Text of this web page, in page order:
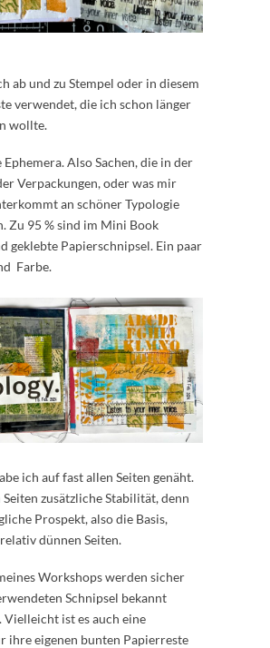
ab und zu Stempel oder in diesem
verwendet, die ich schon länger
wollte.
Also Sachen, die in der
Verpackungen, oder was mir
an schöner Typologie
Zu 95 % sind im Mini Book
geklebte Papierschnipsel. Ein paar
Farbe.
ich auf fast allen Seiten genäht.
Seiten zusätzliche Stabilität, denn
Prospekt, also die Basis,
dünnen Seiten.
Workshops werden sicher
Schnipsel bekannt
Vielleicht ist es auch eine
ihre eigenen bunten Papierreste